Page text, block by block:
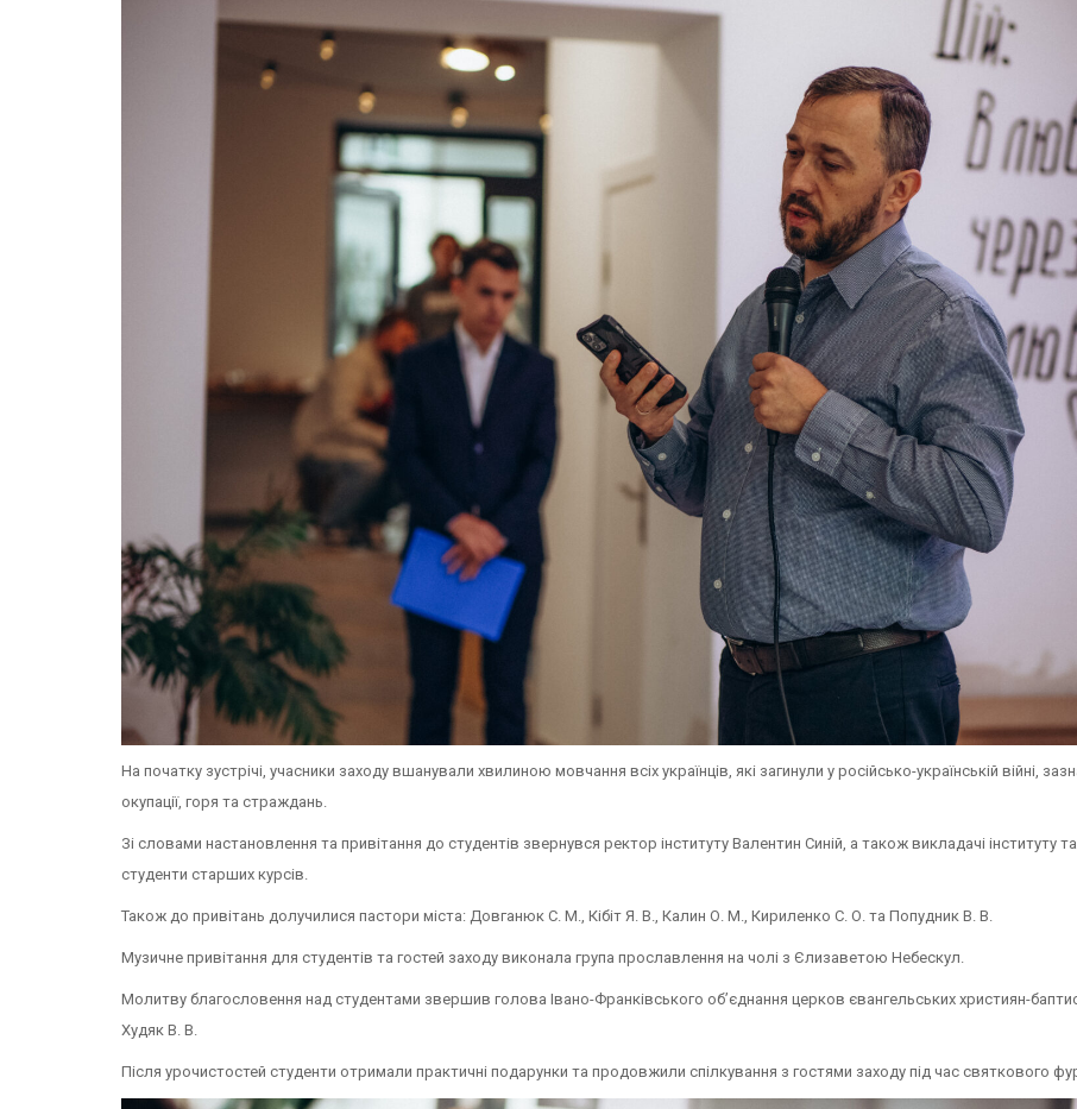
На початку зустрічі, учасники заходу вшанували хвилиною мовчання всіх українців, які загинули у російсько-українській війні,
окупації, горя та страждань.
Зі словами настановлення та привітання до студентів звернувся ректор інституту Валентин Синій, а також викладачі інституту та
студенти старших курсів.
Також до привітань долучилися пастори міста: Довганюк С. М., Кібіт Я. В., Калин О. М., Кириленко С. О. та Попудник В. В.
Музичне привітання для студентів та гостей заходу виконала група прославлення на чолі з Єлизаветою Небескул.
Молитву благословення над студентами звершив голова Івано-Франківського об’єднання церков євангельських християн-
Худяк В. В.
Після урочистостей студенти отримали практичні подарунки та продовжили спілкування з гостями заходу під час святкового